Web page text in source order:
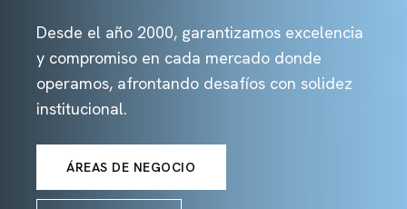
Desde el año 2000, garantizamos excelencia
y compromiso en cada mercado donde
operamos, afrontando desafíos con solidez
institucional.
ÁREAS DE NEGOCIO